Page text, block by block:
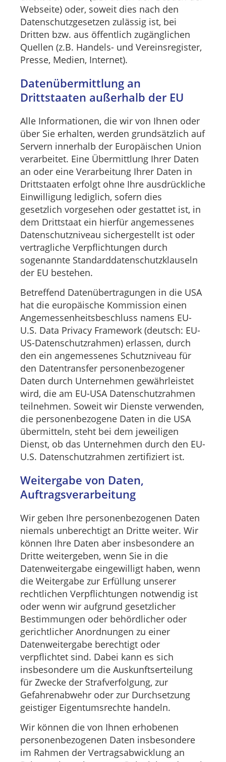
Webseite) oder, soweit dies nach den
Datenschutzgesetzen zulässig ist, bei
Dritten bzw. aus öffentlich zugänglichen
Quellen (z.B. Handels- und Vereinsregister,
Presse, Medien, Internet).
Datenübermittlung an
Drittstaaten außerhalb der EU
Alle Informationen, die wir von Ihnen oder
über Sie erhalten, werden grundsätzlich auf
Servern innerhalb der Europäischen Union
verarbeitet. Eine Übermittlung Ihrer Daten
an oder eine Verarbeitung Ihrer Daten in
Drittstaaten erfolgt ohne Ihre ausdrückliche
Einwilligung lediglich, sofern dies
gesetzlich vorgesehen oder gestattet ist, in
dem Drittstaat ein hierfür angemessenes
Datenschutzniveau sichergestellt ist oder
vertragliche Verpflichtungen durch
sogenannte Standarddatenschutzklauseln
der EU bestehen.
Betreffend Datenübertragungen in die USA
hat die europäische Kommission einen
Angemessenheitsbeschluss namens EU-
U.S. Data Privacy Framework (deutsch: EU-
US-Datenschutzrahmen) erlassen, durch
den ein angemessenes Schutzniveau für
den Datentransfer personenbezogener
Daten durch Unternehmen gewährleistet
wird, die am EU-USA Datenschutzrahmen
teilnehmen. Soweit wir Dienste verwenden,
die personenbezogene Daten in die USA
übermitteln, steht bei dem jeweiligen
Dienst, ob das Unternehmen durch den EU-
U.S. Datenschutzrahmen zertifiziert ist.
Weitergabe von Daten,
Auftragsverarbeitung
Wir geben Ihre personenbezogenen Daten
niemals unberechtigt an Dritte weiter. Wir
können Ihre Daten aber insbesondere an
Dritte weitergeben, wenn Sie in die
Datenweitergabe eingewilligt haben, wenn
die Weitergabe zur Erfüllung unserer
rechtlichen Verpflichtungen notwendig ist
oder wenn wir aufgrund gesetzlicher
Bestimmungen oder behördlicher oder
gerichtlicher Anordnungen zu einer
Datenweitergabe berechtigt oder
verpflichtet sind. Dabei kann es sich
insbesondere um die Auskunftserteilung
für Zwecke der Strafverfolgung, zur
Gefahrenabwehr oder zur Durchsetzung
geistiger Eigentumsrechte handeln.
Wir können die von Ihnen erhobenen
personenbezogenen Daten insbesondere
im Rahmen der Vertragsabwicklung an